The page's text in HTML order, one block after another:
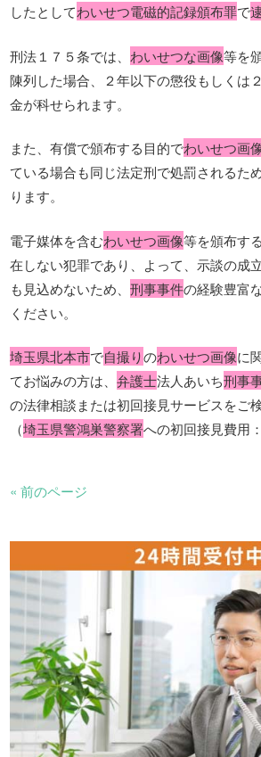
したとしてわいせつ電磁的記録頒布罪で
刑法１７５条では、 わいせつな画像等を
陳列した場合、２年以下の懲役もしくは
金が科せられます。
また、有償で頒布する目的でわいせつ画
ている場合も同じ法定刑で処罰されるた
ります。
電子媒体を含むわいせつ画像等を頒布す
在しない犯罪であり、よって、示談の成
も見込めないため、刑事事件の経験豊富
ください。
埼玉県北本市で自撮りのわいせつ画像に
てお悩みの方は、弁護士法人あいち刑事
の法律相談または初回接見サービスをご
（埼玉県警鴻巣警察署への初回接見費用
« 前のページ